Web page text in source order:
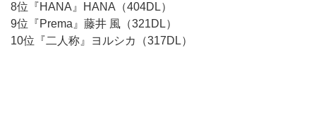
8位『HANA』HANA（404DL）
9位『Prema』藤井 風（321DL）
10位『二人称』ヨルシカ（317DL）